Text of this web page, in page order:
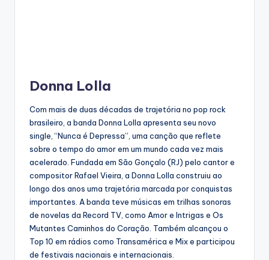
Donna Lolla
Com mais de duas décadas de trajetória no pop rock
brasileiro, a banda Donna Lolla apresenta seu novo
single, “Nunca é Depressa”, uma canção que reflete
sobre o tempo do amor em um mundo cada vez mais
acelerado. Fundada em São Gonçalo (RJ) pelo cantor e
compositor Rafael Vieira, a Donna Lolla construiu ao
longo dos anos uma trajetória marcada por conquistas
importantes. A banda teve músicas em trilhas sonoras
de novelas da Record TV, como Amor e Intrigas e Os
Mutantes Caminhos do Coração. Também alcançou o
Top 10 em rádios como Transamérica e Mix e participou
de festivais nacionais e internacionais.